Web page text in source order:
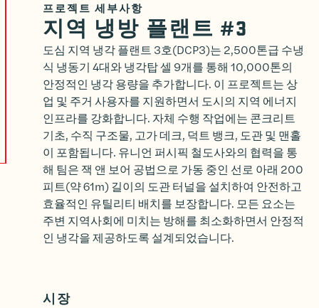
프로젝트 세부사항
지역 냉방 플랜트 #3
도심 지역 냉각 플랜트 3호(DCP3)는 2,500톤급 수냉
식 냉동기 4대와 냉각탑 셀 9개를 통해 10,000톤의
안정적인 냉각 용량을 추가합니다. 이 프로젝트는 상
업 및 주거 사용자를 지원하면서 도시의 지역 에너지
인프라를 강화합니다. 자체 수행 작업에는 콘크리트
기초, 수직 구조물, 고가 데크, 덕트 뱅크, 도관 및 맨홀
이 포함됩니다. 유니언 퍼시픽 철도사와의 협력을 통
해 팀은 잭 앤 보어 공법으로 가동 중인 선로 아래 200
피트(약 61m) 길이의 도관 터널을 설치하여 안전하고
효율적인 유틸리티 배치를 보장합니다. 모든 요소는
주변 지역사회에 미치는 방해를 최소화하면서 안정적
인 냉각을 제공하도록 설계되었습니다.
시장